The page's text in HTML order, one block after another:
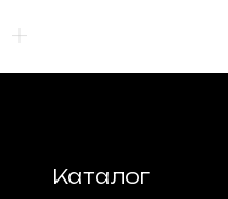
Каталог